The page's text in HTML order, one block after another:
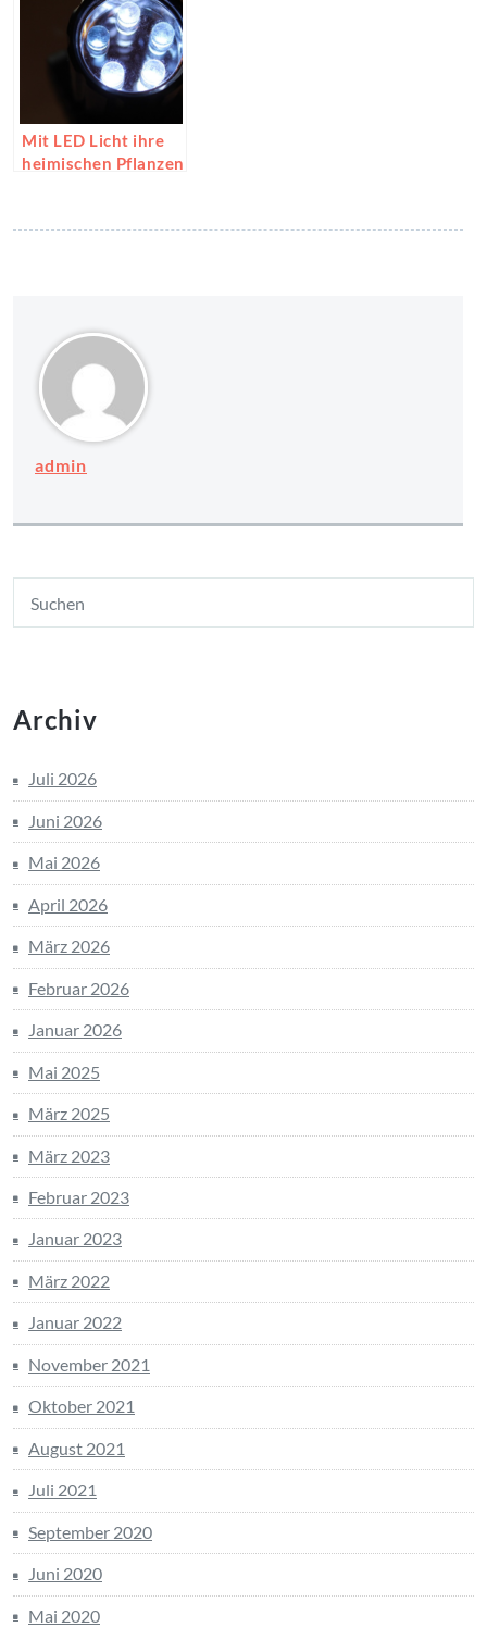
Mit LED Licht ihre
heimischen Pflanzen
admin
Archiv
Juli 2026
Juni 2026
Mai 2026
April 2026
März 2026
Februar 2026
Januar 2026
Mai 2025
März 2025
März 2023
Februar 2023
Januar 2023
März 2022
Januar 2022
November 2021
Oktober 2021
August 2021
Juli 2021
September 2020
Juni 2020
Mai 2020